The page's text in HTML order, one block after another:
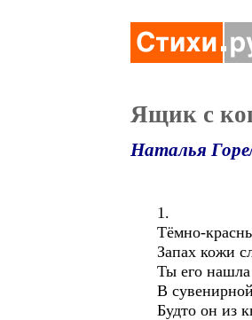
Ящик с
Наталья
1.
Тёмно-
Запах кожи
Ты его нашла
В
Будто он из